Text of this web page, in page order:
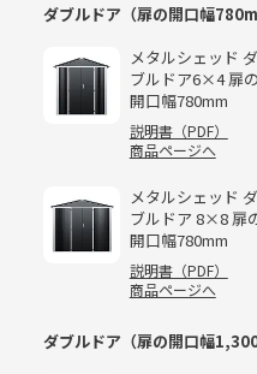
ダブルドア（扉の開口幅
メタルシェッド ダ
ブルドア6×4 扉の
開口幅780mm
説明書（PDF）
商品ページへ
メタルシェッド ダ
ブルドア 8×8 扉
開口幅780mm
説明書（PDF）
商品ページへ
ダブルドア（扉の開口幅